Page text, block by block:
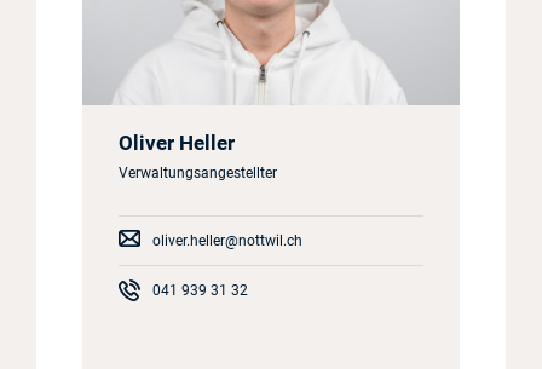
Oliver Heller
Verwaltungsangestellter
oliver.heller@nottwil.ch
041 939 31 32